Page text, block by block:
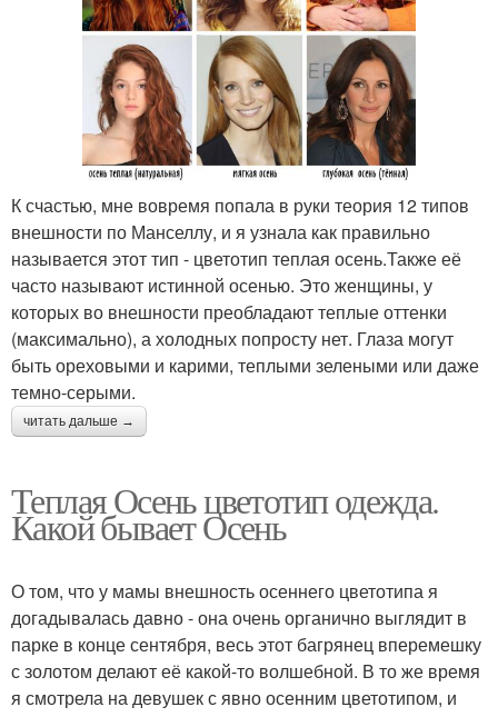
К счастью, мне вовремя попала в руки теория 12 типов
внешности по Манселлу, и я узнала как правильно
называется этот тип - цветотип теплая осень.Также её
часто называют истинной осенью. Это женщины, у
которых во внешности преобладают теплые оттенки
(максимально), а холодных попросту нет. Глаза могут
быть ореховыми и карими, теплыми зелеными или даже
темно-серыми.
читать дальше →
Теплая Осень цветотип одежда.
Какой бывает Осень
О том, что у мамы внешность осеннего цветотипа я
догадывалась давно - она очень органично выглядит в
парке в конце сентября, весь этот багрянец вперемешку
с золотом делают её какой-то волшебной. В то же время
я смотрела на девушек с явно осенним цветотипом, и